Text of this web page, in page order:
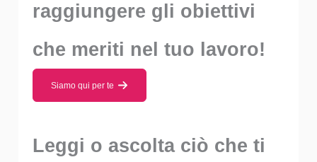
raggiungere gli obiettivi
che meriti nel tuo lavoro!
Siamo qui per te
Leggi o ascolta ciò che ti